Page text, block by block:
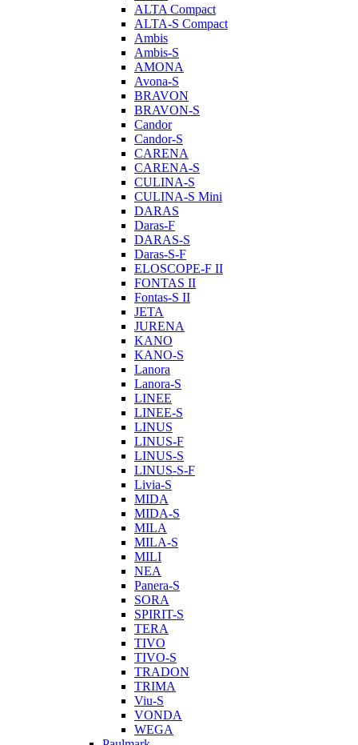
ALTA Compact
ALTA-S Compact
Ambis
Ambis-S
AMONA
Avona-S
BRAVON
BRAVON-S
Candor
Candor-S
CARENA
CARENA-S
CULINA-S
CULINA-S Mini
DARAS
Daras-F
DARAS-S
Daras-S-F
ELOSCOPE-F II
FONTAS II
Fontas-S II
JETA
JURENA
KANO
KANO-S
Lanora
Lanora-S
LINEE
LINEE-S
LINUS
LINUS-F
LINUS-S
LINUS-S-F
Livia-S
MIDA
MIDA-S
MILA
MILA-S
MILI
NEA
Panera-S
SORA
SPIRIT-S
TERA
TIVO
TIVO-S
TRADON
TRIMA
Viu-S
VONDA
WEGA